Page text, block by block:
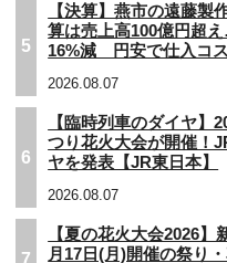
5
【決算】燕市の遠藤製
算は売上高100億円超
16%減 円安で仕入コ
2026.08.07
6
【臨時列車のダイヤ】
つり花火大会が開催！
ヤを発表【JR東日本】
2026.08.07
7
【夏の花火大会2026
月17日(月)開催の祭り